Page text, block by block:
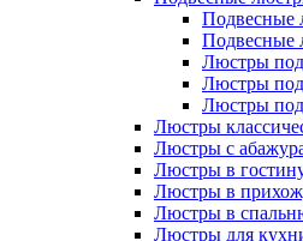
Подвесные
Подвесные
Люстры
Люстры
Люстры
Люстры
Люстры с
Люстры в
Люстры в
Люстры в
Люстры для